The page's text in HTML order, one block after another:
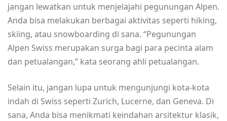
jangan lewatkan untuk menjelajahi pegunungan Alpen.
Anda bisa melakukan berbagai aktivitas seperti hiking,
skiing, atau snowboarding di sana. “Pegunungan
Alpen Swiss merupakan surga bagi para pecinta alam
dan petualangan,” kata seorang ahli petualangan.
Selain itu, jangan lupa untuk mengunjungi kota-kota
indah di Swiss seperti Zurich, Lucerne, dan Geneva. Di
sana, Anda bisa menikmati keindahan arsitektur klasik,